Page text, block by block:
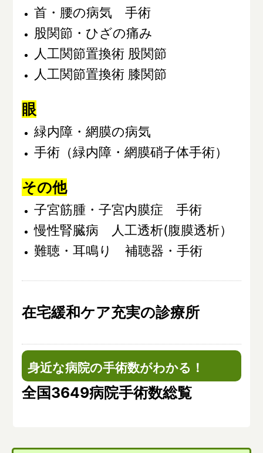
首・腰の病気 手術
股関節・ひざの痛み
人工関節置換術 股関節
人工関節置換術 膝関節
眼
緑内障・網膜の病気
手術（緑内障・網膜硝子体手術）
その他
子宮筋腫・子宮内膜症 手術
慢性腎臓病 人工透析(腹膜透析）
難聴・耳鳴り 補聴器・手術
在宅緩和ケア充実の診療所
身近な病院の手術数がわかる！
全国3649病院手術数総覧